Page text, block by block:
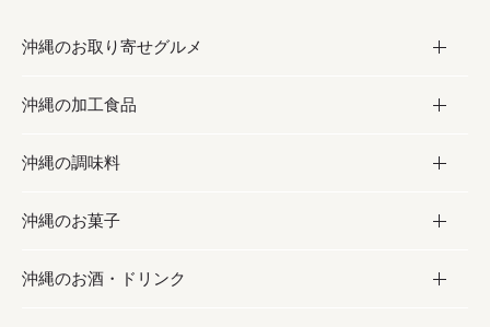
沖縄のお取り寄せグルメ
お取り寄せグルメ
フルーツ・野菜
お肉
海産物
沖縄の加工食品
加工食品
缶詰／パウチ
沖縄料理
沖縄の調味料
調味料
砂糖／黒砂糖
沖縄のお菓子
お菓子
沖縄のお酒・ドリンク